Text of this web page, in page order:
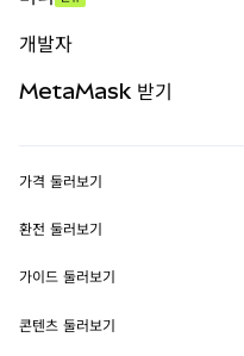
무기한 선물
실물자산
개발자
MetaMask Connect
Snaps
웹3 서비스
MetaMask 받기
보안
고객 지원
가격 둘러보기
이더리움 가격
솔라나 가격
환전 둘러보기
ETH를 USD로 환전
USDT를 INR로 환전
가이드 둘러보기
ETH 매수
콘텐츠 둘러보기